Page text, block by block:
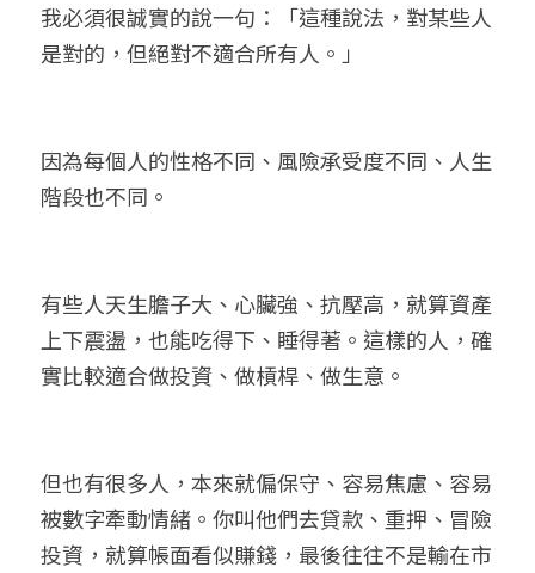
我必須很誠實的說一句：「這種說法，對某些人
是對的，但絕對不適合所有人。」
因為每個人的性格不同、風險承受度不同、人生
階段也不同。
有些人天生膽子大、心臟強、抗壓高，就算資產
上下震盪，也能吃得下、睡得著。這樣的人，確
實比較適合做投資、做槓桿、做生意。
但也有很多人，本來就偏保守、容易焦慮、容易
被數字牽動情緒。你叫他們去貸款、重押、冒險
投資，就算帳面看似賺錢，最後往往不是輸在市